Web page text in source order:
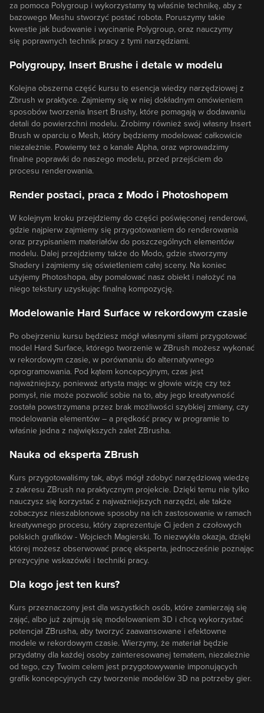
za pomoca Polygroup i wykorzystamy tą właśnie technikę, aby z
bazowego Meshu stworzyć postać robota. Poruszymy takie
kwestie jak budowanie i wycinanie Polygroup, oraz nauczymy
się poprawnych technik pracy z tymi narzędziami.
Polygroupy, Insert Brushe i detale w modelu
Kolejna obszerna część kursu to esencja wiedzy narzędziowej z
Zbrush w praktyce. Zajmiemy się w niej dokładnym omówieniem
sposobów tworzenia Insert Brushy, które pomagają w dodawaniu
detali do powierzchni modelu. Zrobimy również swój własny Insert
Brush w oparciu o Mesh, który będziemy modelować całkowicie
niezależnie. Powiemy też o kanale Alpha, oraz wprowadzimy
finalne poprawki do naszego modelu, przed przejściem do
procesu renderowania.
Render postaci, praca z Modo i Photoshopem
W kolejnym kroku przejdziemy do części poświęconej renderowi,
gdzie najpierw zajmiemy się przygotowaniem do renderowania
oraz przypisaniem materiałów do poszczególnych elementów
modelu. Dalej przejdziemy także do Modo, gdzie stworzymy
Shadery i zajmiemy się oświetleniem całej sceny. Na koniec
użyjemy Photoshopa, aby pomalować nasz obiekt i nałożyć na
niego tekstury uzyskując finalną kompozycję.
Modelowanie Hard Surface w rekordowym czasie
Po obejrzeniu kursu będziesz mógł własnymi siłami przygotować
model Hard Surface, którego tworzenie w ZBrush możesz wykonać
w rekordowym czasie, w porównaniu do alternatywnego
oprogramowania. Pod kątem koncepcyjnym, czas jest
najważniejszy, ponieważ artysta mając w głowie wizję czy też
pomysł, nie może pozwolić sobie na to, aby jego kreatywność
została powstrzymana przez brak możliwości szybkiej zmiany, czy
modelowania elementów – a prędkość pracy w programie to
właśnie jedna z największych zalet ZBrusha.
Nauka od eksperta ZBrush
Kurs przygotowaliśmy tak, abyś mógł zdobyć narzędziową wiedzę
z zakresu ZBrush na praktycznym projekcie. Dzięki temu nie tylko
nauczysz się korzystać z najważniejszych narzędzi, ale także
zobaczysz nieszablonowe sposoby na ich zastosowanie w ramach
kreatywnego procesu, który zaprezentuje Ci jeden z czołowych
polskich grafików - Wojciech Magierski. To niezwykła okazja, dzięki
której możesz obserwować pracę eksperta, jednocześnie poznając
prezycyjne wskazówki i techniki pracy.
Dla kogo jest ten kurs?
Kurs przeznaczony jest dla wszystkich osób, które zamierzają się
zająć, albo już zajmują się modelowaniem 3D i chcą wykorzystać
potencjał ZBrusha, aby tworzyć zaawansowane i efektowne
modele w rekordowym czasie. Wierzymy, że materiał będzie
przydatny dla każdej osoby zainteresowanej tematem, niezależnie
od tego, czy Twoim celem jest przygotowywanie imponujących
grafik koncepcyjnych czy tworzenie modelów 3D na potrzeby gier.